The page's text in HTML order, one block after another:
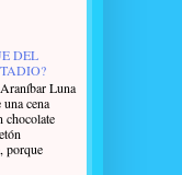
DEL
Luna
cena
chocolate
porque